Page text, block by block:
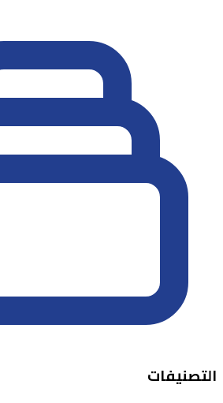
التصنيفات